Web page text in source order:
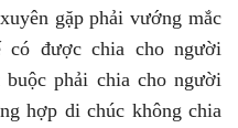
gặp phải vướng mắc
được chia cho người
phải chia cho người
hợp di chúc không chia